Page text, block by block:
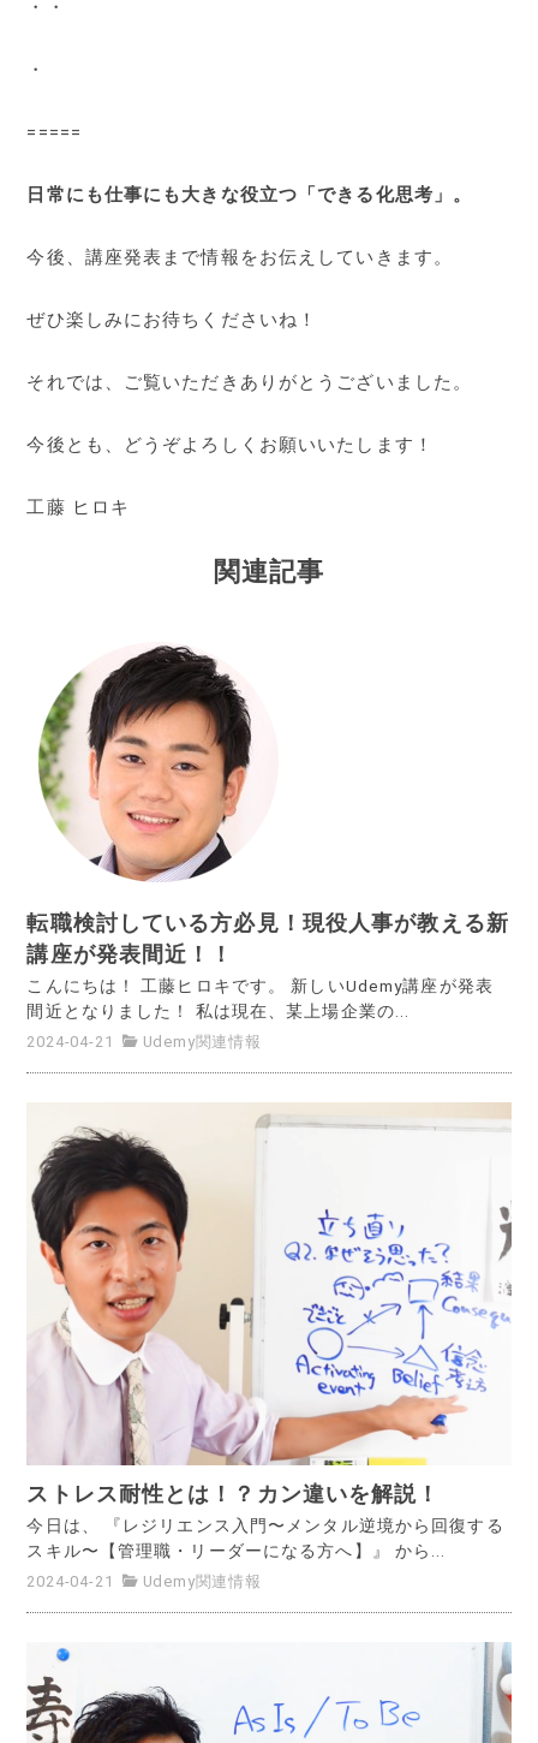
・・
・
=====
日常にも仕事にも大きな役立つ「できる化思考」。
今後、講座発表まで情報をお伝えしていきます。
ぜひ楽しみにお待ちくださいね！
それでは、ご覧いただきありがとうございました。
今後とも、どうぞよろしくお願いいたします！
工藤 ヒロキ
関連記事
転職検討している方必見！現役人事が教える新
講座が発表間近！！
こんにちは！ 工藤ヒロキです。 新しいUdemy講座が発表
間近となりました！ 私は現在、某上場企業の...
2024-04-21 Udemy関連情報
ストレス耐性とは！？カン違いを解説！
今日は、 『レジリエンス入門〜メンタル逆境から回復する
スキル〜【管理職・リーダーになる方へ】』 から...
2024-04-21 Udemy関連情報